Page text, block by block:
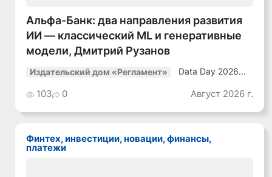
Альфа-Банк: два направления развития
ИИ — классический ML и генеративные
модели, Дмитрий Рузанов
Издательский дом «Регламент»
Data Day 2026
Как сохранять
уверенный курс
среде»
103 0 Август 2026 г.
Финтех, инвестиции, новации, финансы,
платежи